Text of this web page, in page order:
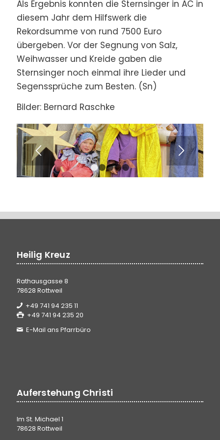
Als Ergebnis konnten die Sternsinger in AC in
diesem Jahr dem Hilfswerk die
Rekordsumme von rund 7500 Euro
übergeben. Vor der Segnung von Salz,
Weihwasser und Kreide gaben die
Sternsinger noch einmal ihre Lieder und
Segenssprüche zum Besten. (Sn)
Bilder: Bernard Raschke
1 2 3 45
Heilig Kreuz
Rathausgasse 8
78628 Rottweil
+49 741 94 235 11
+49 741 94 235 20
E-Mail ans Pfarrbüro
Auferstehung Christi
Im St. Michael 1
78628 Rottweil